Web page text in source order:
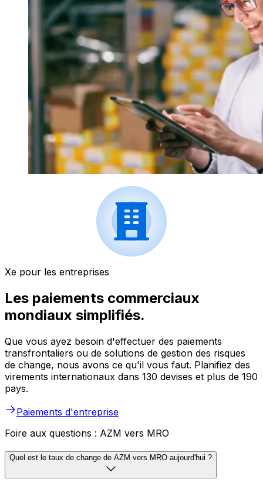
Xe pour les entreprises
Les paiements commerciaux
mondiaux simplifiés.
Que vous ayez besoin d'effectuer des paiements
transfrontaliers ou de solutions de gestion des risques
de change, nous avons ce qu'il vous faut. Planifiez des
virements internationaux dans 130 devises et plus de 190
pays.
Paiements d'entreprise
Foire aux questions : AZM vers MRO
Quel est le taux de change de AZM vers MRO aujourd'hui ?